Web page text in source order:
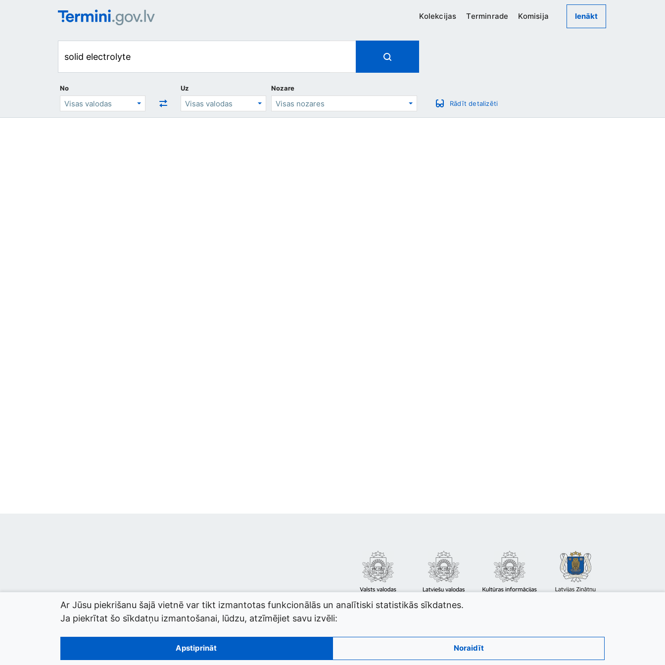
Kolekcijas Terminrade Komisija Ienākt
No Uz
Nozare
Rādīt detalizēti
© 2026 termini.gov.lv. Izstrādātājs:
Ar Jūsu piekrišanu šajā vietnē var tikt izmantotas funkcionālās un analītiski statistikās sīkdatnes.
Ja piekrītat šo sīkdatņu izmantošanai, lūdzu, atzīmējiet savu izvēli:
Apstiprināt Noraidīt